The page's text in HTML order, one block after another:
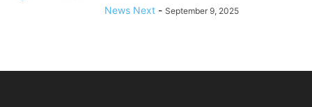
News Next - September 9, 2025